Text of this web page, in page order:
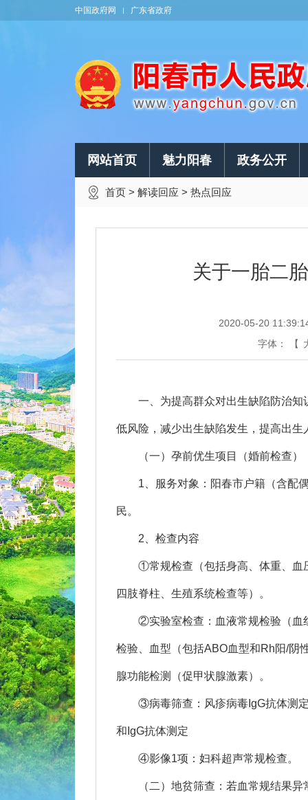
中国政府网 广东省政府
网站首页 魅力阳春 政务公开
首页 > 解读回应 > 热点回应
关于一胎二
2020-05-20
字体：
【
一、为提高群众对出生缺陷防治知
低风险，减少出生缺陷发生，提高出
（一）孕前优生项目（婚前检查）
1、服务对象：阳春市户籍（含配偶
民。
2、检查内容
①常规检查（包括身高、体重、血
四肢脊柱、生殖系统检查等）。
②实验室检查：血液常规检验（血
检验、血型（包括ABO血型和Rh阳/阴
腺功能检测（促甲状腺激素）。
③病毒筛查：风疹病毒IgG抗体测定
和IgG抗体测定
④影像1项：妇科超声常规检查。
（二）地贫筛查：若血常规结果异